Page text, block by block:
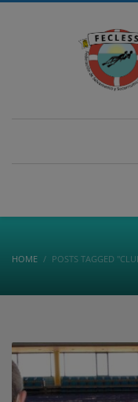
HOME POSTS TAGGED